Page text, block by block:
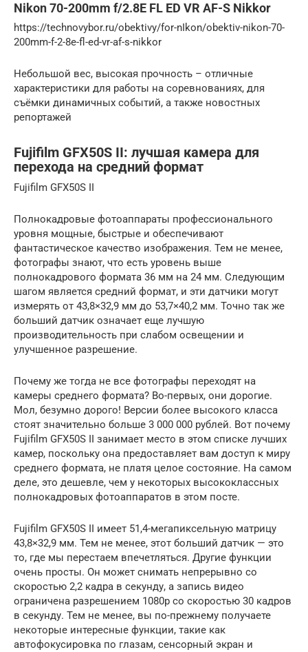
Nikon 70-200mm f/2.8E FL ED VR AF-S Nikkor
https://technovybor.ru/obektivy/for-nIkon/obektiv-nikon-70-
200mm-f-2-8e-fl-ed-vr-af-s-nikkor
Небольшой вес, высокая прочность – отличные
характеристики для работы на соревнованиях, для
съёмки динамичных событий, а также новостных
репортажей
Fujifilm GFX50S II: лучшая камера для
перехода на средний формат
Fujifilm GFX50S II
Полнокадровые фотоаппараты профессионального
уровня мощные, быстрые и обеспечивают
фантастическое качество изображения. Тем не менее,
фотографы знают, что есть уровень выше
полнокадрового формата 36 мм на 24 мм. Следующим
шагом является средний формат, и эти датчики могут
измерять от 43,8×32,9 мм до 53,7×40,2 мм. Точно так же
больший датчик означает еще лучшую
производительность при слабом освещении и
улучшенное разрешение.
Почему же тогда не все фотографы переходят на
камеры среднего формата? Во-первых, они дорогие.
Мол, безумно дорого! Версии более высокого класса
стоят значительно больше 3 000 000 рублей. Вот почему
Fujifilm GFX50S II занимает место в этом списке лучших
камер, поскольку она предоставляет вам доступ к миру
среднего формата, не платя целое состояние. На самом
деле, это дешевле, чем у некоторых высококлассных
полнокадровых фотоаппаратов в этом посте.
Fujifilm GFX50S II имеет 51,4-мегапиксельную матрицу
43,8×32,9 мм. Тем не менее, этот больший датчик — это
то, где мы перестаем впечетляться. Другие функции
очень просты. Он может снимать непрерывно со
скоростью 2,2 кадра в секунду, а запись видео
ограничена разрешением 1080p со скоростью 30 кадров
в секунду. Тем не менее, вы по-прежнему получаете
некоторые интересные функции, такие как
автофокусировка по глазам, сенсорный экран и